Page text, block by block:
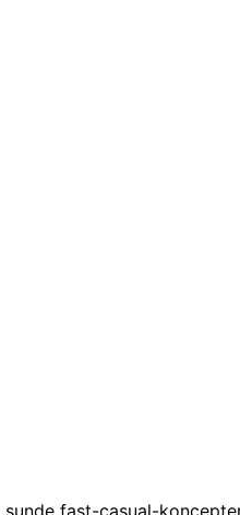
fast-casual-